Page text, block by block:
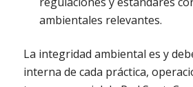
ambientales relevantes.
La integridad ambiental es y
interna de cada práctica,